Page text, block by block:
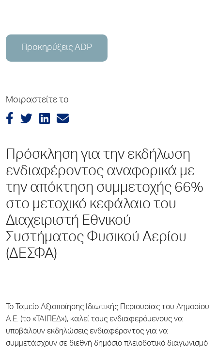
Προκηρύξεις ADP
Μοιραστείτε το
Πρόσκληση για την εκδήλωση
ενδιαφέροντος αναφορικά με
την απόκτηση συμμετοχής 66%
στο μετοχικό κεφάλαιο του
Διαχειριστή Εθνικού
Συστήματος Φυσικού Αερίου
(ΔΕΣΦΑ)
Το Ταμείο Αξιοποίησης Ιδιωτικής Περιουσίας του Δημοσίου
Α.Ε. (το «ΤΑΙΠΕΔ»), καλεί τους ενδιαφερόμενους να
υποβάλουν εκδηλώσεις ενδιαφέροντος για να
συμμετάσχουν σε διεθνή δημόσιο πλειοδοτικό διαγωνισμό